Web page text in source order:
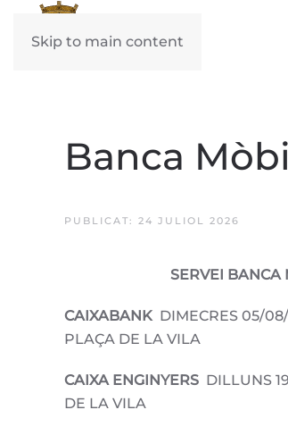
Skip to main content
Banca
PUBLICAT: 24 JULIOL 2026
SERVEI BANCA
CAIXABANK DIMECRES 05/
PLAÇA DE LA VILA
CAIXA ENGINYERS DILLUNS
DE LA VILA